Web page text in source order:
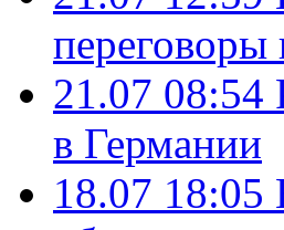
21.07 08:54
в Германии
18.07 18:05